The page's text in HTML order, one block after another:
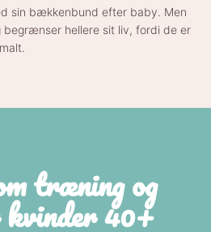
sin bækkenbund efter baby. Men
begrænser hellere sit liv, fordi de er
træning og
40+